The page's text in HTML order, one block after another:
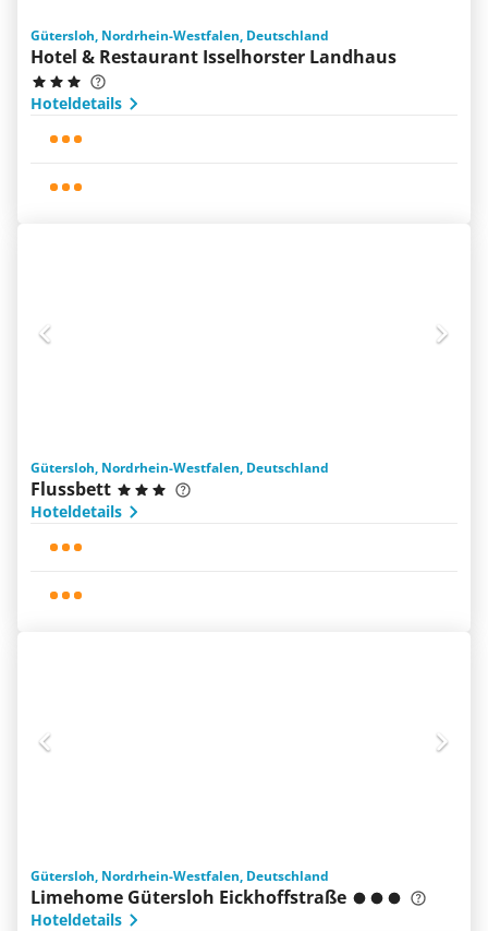
Gütersloh, Nordrhein-Westfalen, Deutschland
Hotel & Restaurant Isselhorster Landhaus
Hoteldetails
Gütersloh, Nordrhein-Westfalen, Deutschland
Flussbett
Hoteldetails
Gütersloh, Nordrhein-Westfalen, Deutschland
Limehome Gütersloh Eickhoffstraße
Hoteldetails